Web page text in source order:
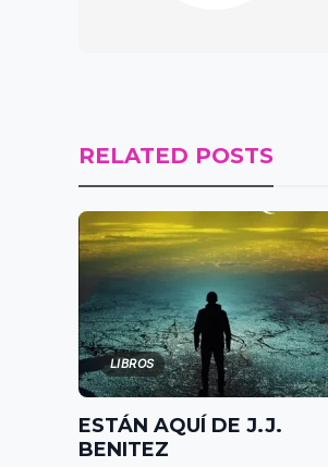
RELATED POSTS
LIBROS
ESTÁN AQUÍ DE J.J.
BENITEZ